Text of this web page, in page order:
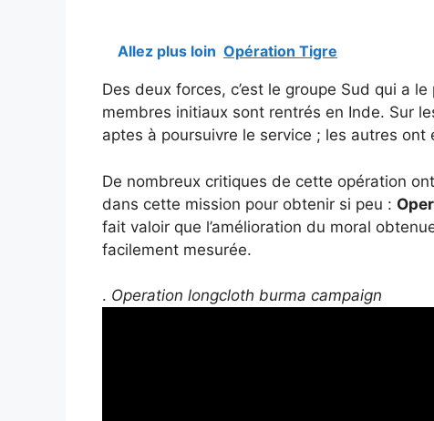
Allez plus loin Opération Tigre
Des deux forces, c’est le groupe Sud qui a
membres initiaux sont rentrés en Inde. Sur
aptes à poursuivre le service ; les autres ont
De nombreux critiques de cette opération
dans cette mission pour obtenir si peu :
fait valoir que l’amélioration du moral
facilement mesurée.
. Operation longcloth burma campaign